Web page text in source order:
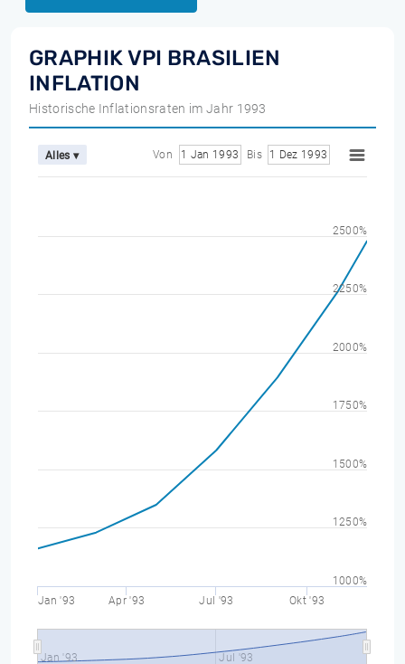
GRAPHIK VPI BRASILIEN
INFLATION
Historische Inflationsraten im Jahr 1993
Alles ▾ Von 1 Jan 1993 Bis 1 Dez 1993
Jan '93 Apr '93 Jul '93 Okt '93
Jan '93 Jul '93
1000%
2000%
1250%
1500%
1750%
2250%
2500%